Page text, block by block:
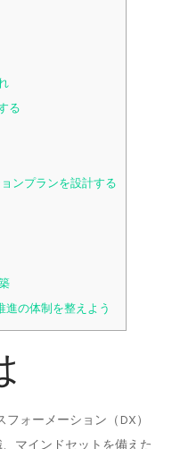
る
ンプランを設計する
進の体制を整えよう
ォーメーション（DX）
マインドセットを備えた